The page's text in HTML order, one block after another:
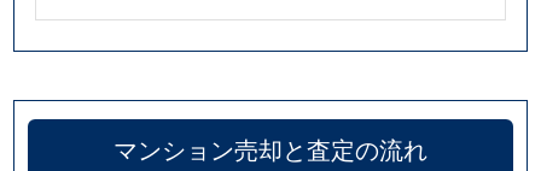
マンション売却と査定の流れ